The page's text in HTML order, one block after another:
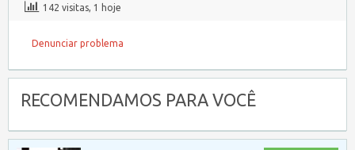
142 visitas, 1 hoje
Denunciar problema
RECOMENDAMOS PARA VOCÊ